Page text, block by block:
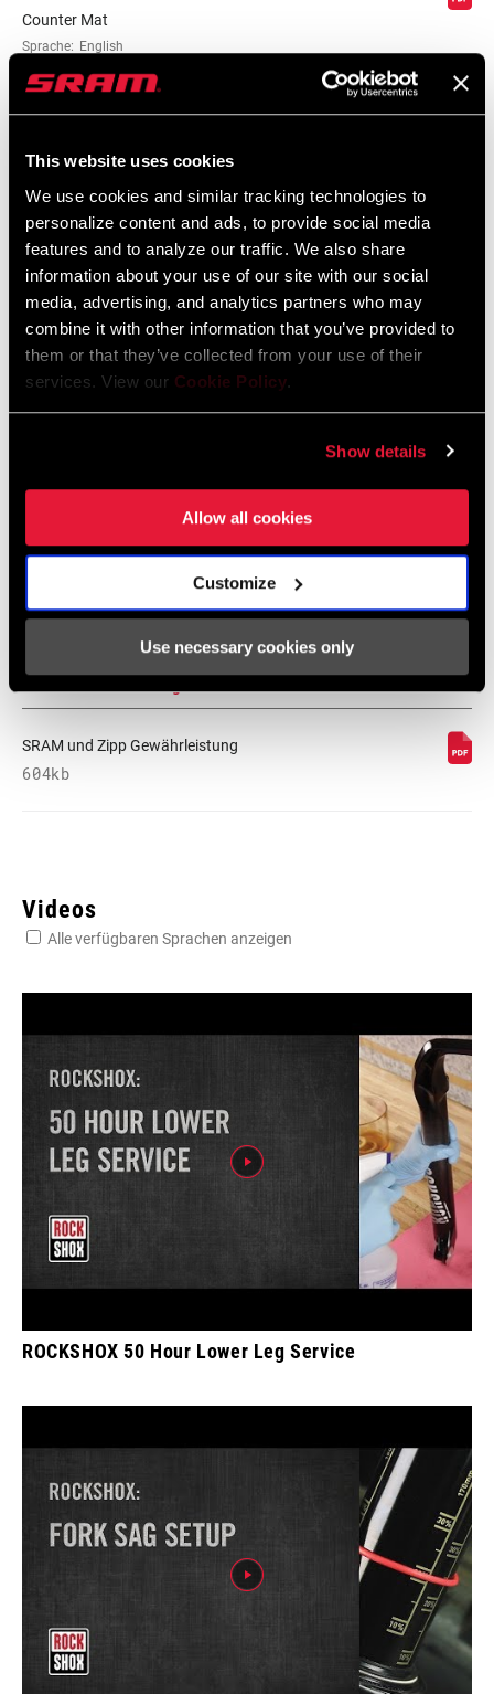
This website uses cookies
We use cookies and similar tracking technologies to
personalize content and ads, to provide social media
features and to analyze our traffic. We also share
information about your use of our site with our social
media, advertising, and analytics partners who may
combine it with other information that you’ve provided to
them or that they’ve collected from your use of their
services. View our Cookie Policy.
Show details
Allow all cookies
Customize
Use necessary cookies only
Counter Mat
Sprache: English
55 KB
Sicherheitshinweise
95-4018-009-000 Safety Instructions
Suspension
Sprache: 日本語, 官话, Português,
Nederlands, Italiano, Français,
95-4018-009-100 Safety Instructions
Sprache: Ελληνικά, Română, Język polski,
SRAM und Zipp Gewährleistung
604kb
Videos
Alle verfügbaren Sprachen anzeigen
ROCKSHOX 50 Hour Lower Leg Service